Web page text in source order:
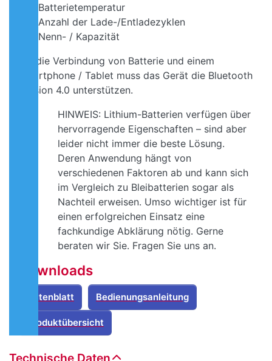
Batterietemperatur
Anzahl der Lade-/Entladezyklen
Nenn- / Kapazität
Für die Verbindung von Batterie und einem
Smartphone / Tablet muss das Gerät die Bluetooth
Version 4.0 unterstützen.
HINWEIS: Lithium-Batterien verfügen über
hervorragende Eigenschaften – sind aber
leider nicht immer die beste Lösung.
Deren Anwendung hängt von
verschiedenen Faktoren ab und kann sich
im Vergleich zu Bleibatterien sogar als
Nachteil erweisen. Umso wichtiger ist für
einen erfolgreichen Einsatz eine
fachkundige Abklärung nötig. Gerne
beraten wir Sie. Fragen Sie uns an.
Downloads
Datenblatt Bedienungsanleitung
Produktübersicht
Technische Daten